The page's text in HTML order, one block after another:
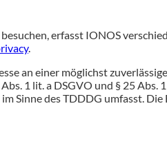
erfasst IONOS
.
an einer möglichst
1 lit. a DSGVO und § 25 Abs.
Sinne des TDDDG umfasst.